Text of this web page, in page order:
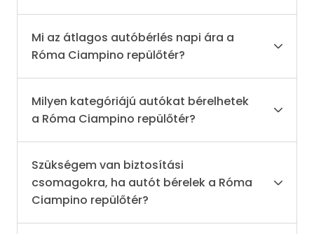
Mi az átlagos autóbérlés napi ára a
Róma Ciampino repülőtér?
Milyen kategóriájú autókat bérelhetek
a Róma Ciampino repülőtér?
Szükségem van biztosítási
csomagokra, ha autót bérelek a Róma
Ciampino repülőtér?